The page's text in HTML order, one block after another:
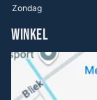
Zondag
WINKEL